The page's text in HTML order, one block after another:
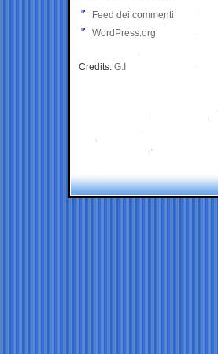
Feed dei commenti
WordPress.org
Credits: G.I